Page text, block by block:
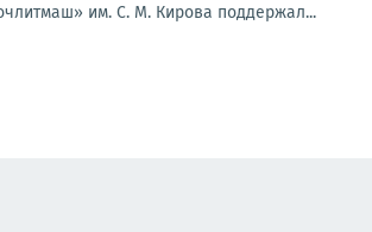
им. С. М. Кирова поддержал...